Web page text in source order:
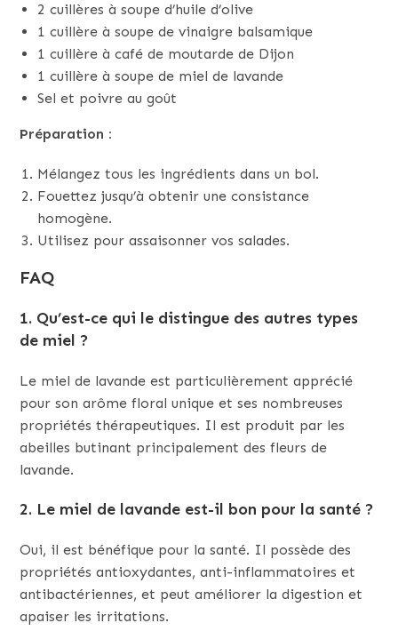
2 cuillères à soupe d’huile d’olive
1 cuillère à soupe de vinaigre balsamique
1 cuillère à café de moutarde de Dijon
1 cuillère à soupe de miel de lavande
Sel et poivre au goût
Préparation :
Mélangez tous les ingrédients dans un bol.
Fouettez jusqu’à obtenir une consistance
homogène.
Utilisez pour assaisonner vos salades.
FAQ
1. Qu’est-ce qui le distingue des autres types
de miel ?
Le miel de lavande est particulièrement apprécié
pour son arôme floral unique et ses nombreuses
propriétés thérapeutiques. Il est produit par les
abeilles butinant principalement des fleurs de
lavande.
2. Le miel de lavande est-il bon pour la santé ?
Oui, il est bénéfique pour la santé. Il possède des
propriétés antioxydantes, anti-inflammatoires et
antibactériennes, et peut améliorer la digestion et
apaiser les irritations.